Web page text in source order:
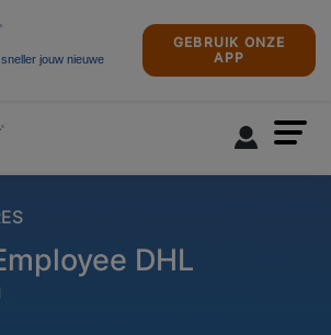
jouw nieuwe
GEBRUIK ONZE
APP
DHL